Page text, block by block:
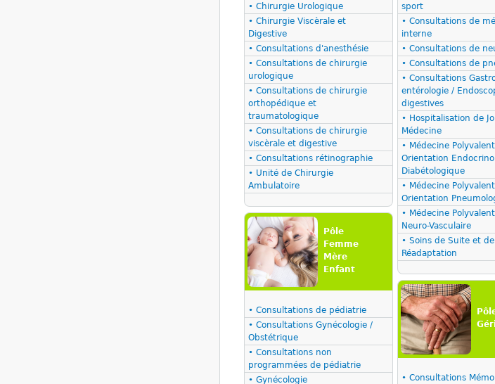
• Chirurgie Urologique
• Chirurgie Viscèrale et
Digestive
• Consultations d'anesthésie
• Consultations de chirurgie
urologique
• Consultations de chirurgie
orthopédique et
traumatologique
• Consultations de chirurgie
viscèrale et digestive
• Consultations rétinographie
• Unité de Chirurgie
Ambulatoire
Pôle
Femme
Mère
Enfant
• Consultations de pédiatrie
• Consultations Gynécologie /
Obstétrique
• Consultations non
programmées de pédiatrie
• Gynécologie
sport
• Consultations de
interne
• Consultations de
• Consultations de
• Consultations
entérologie /
digestives
• Hospitalisation de
Médecine
• Médecine
Orientation
Diabétologique
• Médecine
Orientation
• Médecine
Neuro-Vasculaire
• Soins de Suite et de
Réadaptation
• Consultations